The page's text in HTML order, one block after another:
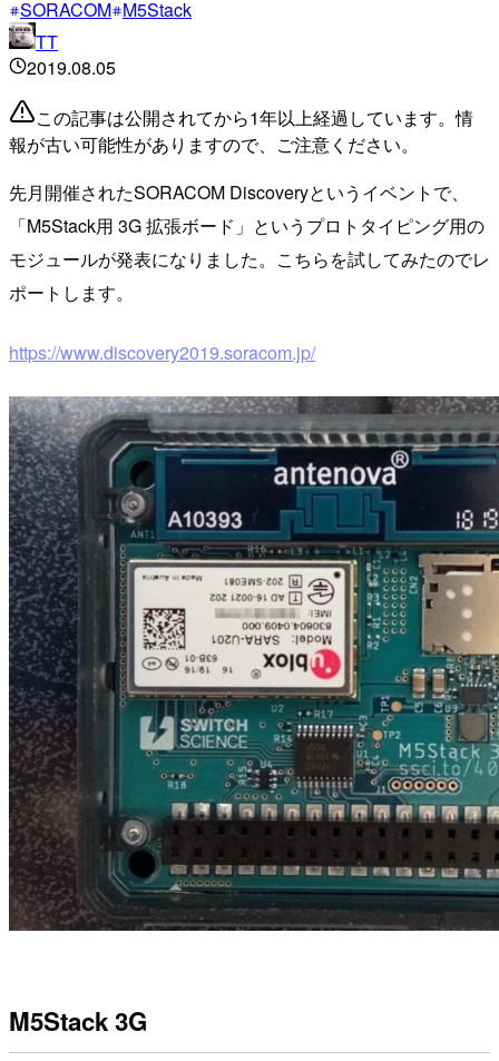
SORACOM M5Stack
TT
2019.08.05
この記事は公開されてから1年以上経過しています。情
報が古い可能性がありますので、ご注意ください。
先月開催されたSORACOM Discoveryというイベントで、
「M5Stack用 3G 拡張ボード」というプロトタイピング用の
モジュールが発表になりました。こちらを試してみたのでレ
ポートします。
https://www.discovery2019.soracom.jp/
M5Stack 3G